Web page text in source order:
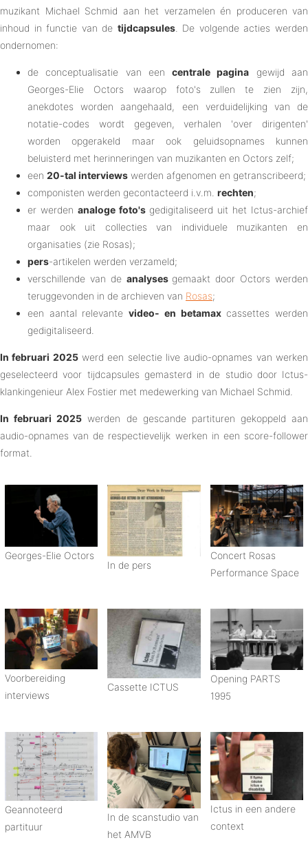
muzikant Michael Schmid aan het verzamelen én produceren van
inhoud in functie van de tijdcapsules. De volgende acties werden
ondernomen:
de conceptualisatie van eencentrale pagina gewijd aan
Georges-Elie Octors waarop foto's zullen te zien zijn,
anekdotes worden aangehaald, een verduidelijking van de
notatie-codes wordt gegeven, verhalen 'over dirigenten'
worden opgerakeld maar ook geluidsopnames kunnen
beluisterd met herinneringen van muzikanten en Octors zelf;
een 20-tal interviews werden afgenomen en getranscribeerd;
componisten werden gecontacteerd i.v.m. rechten;
er werden analoge foto'sgedigitaliseerd uit het Ictus-archief
maar ook uit collecties van individuele muzikanten en
organisaties (zie Rosas);
pers-artikelen werden verzameld;
verschillende van de analysesgemaakt door Octors werden
teruggevonden in de archieven van Rosas;
een aantal relevantevideo- en betamaxcassettes werden
gedigitaliseerd.
In februari 2025werd een selectie live audio-opnames van werken
geselecteerd voor tijdcapsules gemasterd in de studio door Ictus-
klankingenieur Alex Fostier met medewerking van Michael Schmid.
In februari 2025 werden de gescande partituren gekoppeld aan
audio-opnames van de respectievelijk werken in een score-follower
format.
Georges-Elie Octors
In de pers
Concert Rosas
Performance Space
Voorbereiding
interviews
Cassette ICTUS
Opening PARTS
1995
Geannoteerd
partituur
In de scanstudio van
het AMVB
Ictus in een andere
context